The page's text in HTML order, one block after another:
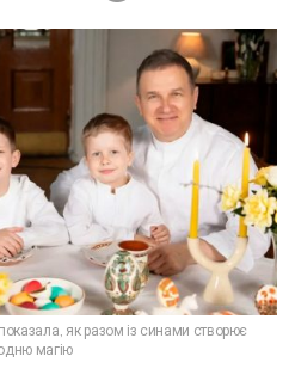
як разом із синами створює
магію